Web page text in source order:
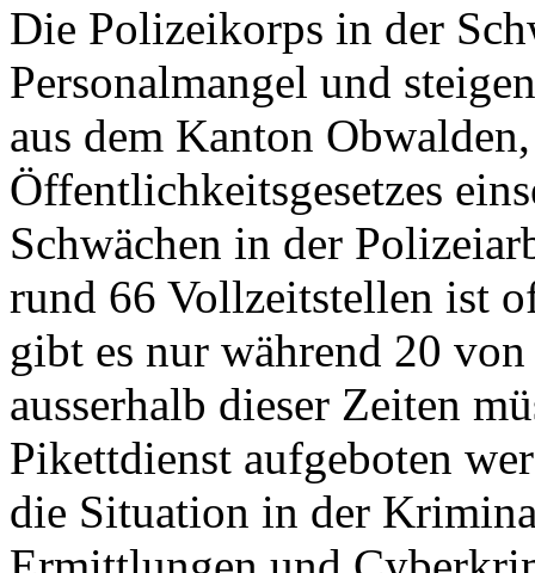
Die Polizeikorps in der
Personalmangel und
aus dem Kanton
Öffentlichkeitsgesetzes
Schwächen in der
rund 66 Vollzeitstellen ist
gibt es nur während 20
ausserhalb dieser Zeiten
Pikettdienst aufgeboten
die Situation in der